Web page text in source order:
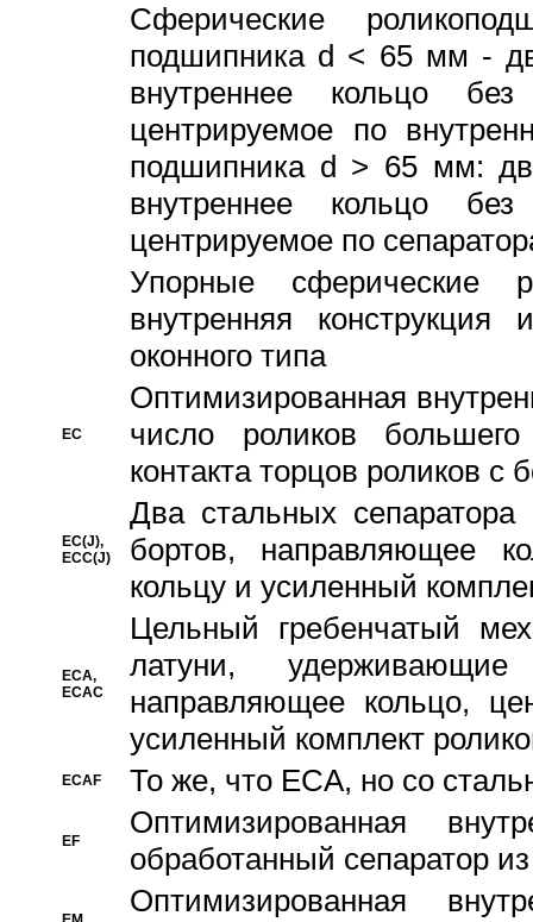
Сферические
подшипника d < 65 мм -
внутреннее кольцо
центрируемое по
подшипника d > 65 мм:
внутреннее кольцо
центрируемое по
Упорные сферические
внутренняя
оконного типа
EC
Oптимизированная
число роликов
контакта торцов роликов с
EC(J),
ECC(J)
Два стальных сепаратора
бортов, направляющее
кольцу и усиленный
ECA,
ECAC
Цельный гребенчатый
латуни,
направляющее кольцо,
усиленный комплект
ECAF То же, что ECA, но со
EF
Оптимизированная
обработанный сепаратор
Оптимизированная